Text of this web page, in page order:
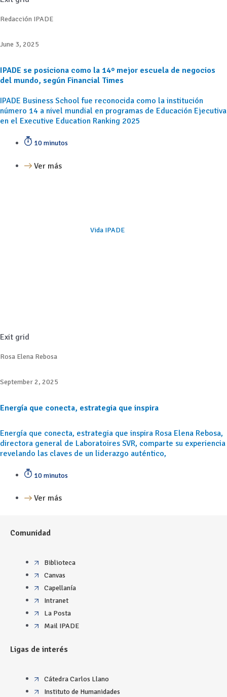
Redacción IPADE
June 3, 2025
IPADE se posiciona como la 14º mejor escuela de negocios
del mundo, según Financial Times
IPADE Business School fue reconocida como la institución
número 14 a nivel mundial en programas de Educación Ejecutiva
en el Executive Education Ranking 2025
10 minutos
Ver más
Vida IPADE
Exit grid
Rosa Elena Rebosa
September 2, 2025
Energía que conecta, estrategia que inspira
Energía que conecta, estrategia que inspira Rosa Elena Rebosa,
directora general de Laboratoires SVR, comparte su experiencia
revelando las claves de un liderazgo auténtico,
10 minutos
Ver más
Comunidad
Biblioteca
Canvas
Capellanía
Intranet
La Posta
Mail IPADE
Ligas de interés
Cátedra Carlos Llano
Instituto de Humanidades